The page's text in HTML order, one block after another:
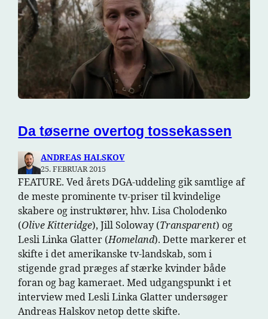
Da tøserne overtog tossekassen
ANDREAS HALSKOV
25. FEBRUAR 2015
FEATURE. Ved årets DGA-uddeling gik samtlige af
de meste prominente tv-priser til kvindelige
skabere og instruktører, hhv. Lisa Cholodenko
(Olive Kitteridge), Jill Soloway (Transparent) og
Lesli Linka Glatter (Homeland). Dette markerer et
skifte i det amerikanske tv-landskab, som i
stigende grad præges af stærke kvinder både
foran og bag kameraet. Med udgangspunkt i et
interview med Lesli Linka Glatter undersøger
Andreas Halskov netop dette skifte.